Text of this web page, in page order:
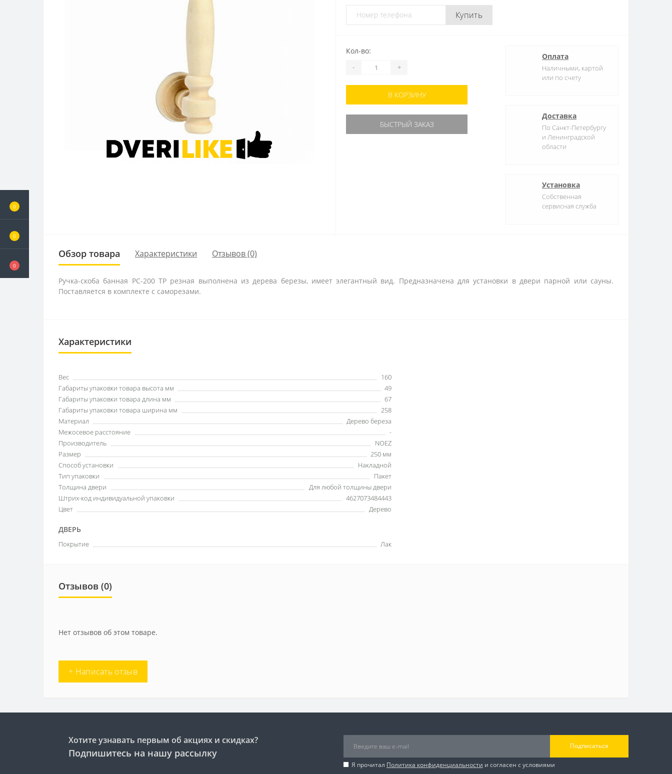
0
0
0
Купить
Кол-во:
- +
В КОРЗИНУ
БЫСТРЫЙ ЗАКАЗ
Оплата
Наличными, картой
или по счету
Доставка
По Санкт-Петербургу
и Ленинградской
области
Установка
Собственная
сервисная служба
Обзор товара Характеристики Отзывов (0)
Ручка-скоба банная РС-200 ТР резная выполнена из дерева березы, имеет элегантный вид. Предназначена для установки в двери парной или сауны.
Поставляется в комплекте с саморезами.
Характеристики
Вес
160
Габариты упаковки товара высота мм
49
Габариты упаковки товара длина мм
67
Габариты упаковки товара ширина мм
258
Материал
Дерево береза
Межосевое расстояние
-
Производитель
NOEZ
Размер
250 мм
Способ установки
Накладной
Тип упаковки
Пакет
Толщина двери
Для любой толщины двери
Штрих-код индивидуальной упаковки
4627073484443
Цвет
Дерево
ДВЕРЬ
Покрытие Лак
Отзывов (0)
Нет отзывов об этом товаре.
+ Написать отзыв
Хотите узнавать первым об акциях и скидках?
Подпишитесь на нашу рассылку
Подписаться
Я прочитал Политика конфиденциальности и согласен с условиями